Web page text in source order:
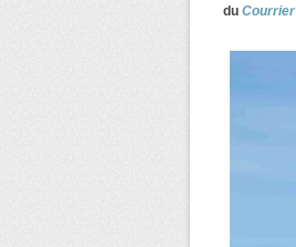
du Courrier